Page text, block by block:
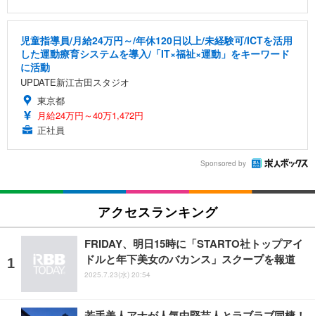
児童指導員/月給24万円～/年休120日以上/未経験可/ICTを活用
した運動療育システムを導入/「IT×福祉×運動」をキーワード
に活動
UPDATE新江古田スタジオ
東京都
月給24万円～40万1,472円
正社員
Sponsored by
アクセスランキング
FRIDAY、明日15時に「STARTO社トップアイ
ドルと年下美女のバカンス」スクープを報道
2025.7.23(水) 20:54